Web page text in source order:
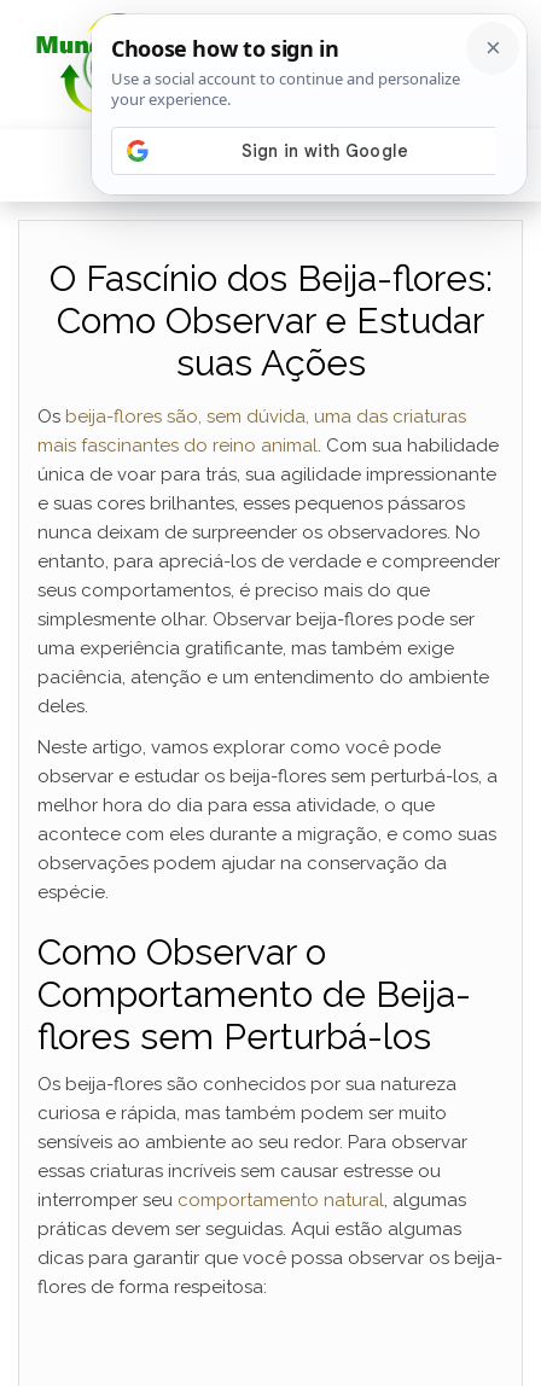
O Fascínio dos Beija-flores:
Como Observar e Estudar
suas Ações
Os beija-flores são, sem dúvida, uma das criaturas
mais fascinantes do reino animal. Com sua habilidade
única de voar para trás, sua agilidade impressionante
e suas cores brilhantes, esses pequenos pássaros
nunca deixam de surpreender os observadores. No
entanto, para apreciá-los de verdade e compreender
seus comportamentos, é preciso mais do que
simplesmente olhar. Observar beija-flores pode ser
uma experiência gratificante, mas também exige
paciência, atenção e um entendimento do ambiente
deles.
Neste artigo, vamos explorar como você pode
observar e estudar os beija-flores sem perturbá-los, a
melhor hora do dia para essa atividade, o que
acontece com eles durante a migração, e como suas
observações podem ajudar na conservação da
espécie.
Como Observar o
Comportamento de Beija-
flores sem Perturbá-los
Os beija-flores são conhecidos por sua natureza
curiosa e rápida, mas também podem ser muito
sensíveis ao ambiente ao seu redor. Para observar
essas criaturas incríveis sem causar estresse ou
interromper seu comportamento natural, algumas
práticas devem ser seguidas. Aqui estão algumas
dicas para garantir que você possa observar os beija-
flores de forma respeitosa: